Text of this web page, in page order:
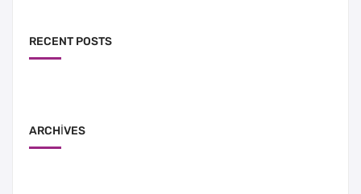
RECENT POSTS
ARCHIVES